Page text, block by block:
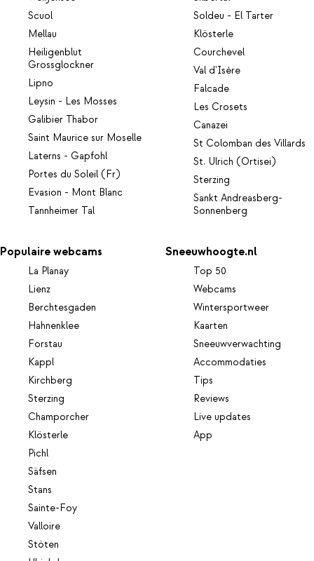
Scuol
Mellau
Heiligenblut
Grossglockner
Lipno
Leysin - Les Mosses
Galibier Thabor
Saint Maurice sur Moselle
Laterns - Gapfohl
Portes du Soleil (Fr)
Evasion - Mont Blanc
Tannheimer Tal
Soldeu - El Tarter
Klösterle
Courchevel
Val d'Isère
Falcade
Les Crosets
Canazei
St Colomban des Villards
St. Ulrich (Ortisei)
Sterzing
Sankt Andreasberg-
Sonnenberg
Populaire webcams
La Planay
Lienz
Berchtesgaden
Hahnenklee
Forstau
Kappl
Kirchberg
Sterzing
Champorcher
Klösterle
Pichl
Säfsen
Stans
Sainte-Foy
Valloire
Stöten
Sneeuwhoogte.nl
Top 50
Webcams
Wintersportweer
Kaarten
Sneeuwverwachting
Accommodaties
Tips
Reviews
Live updates
App